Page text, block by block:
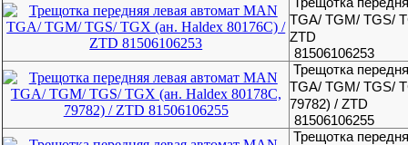
TGA/ TGM/ TGS/
ZTD
81506106253
Трещотка
TGA/ TGM/ TGS/
79782) / ZTD
81506106255
Трещотка